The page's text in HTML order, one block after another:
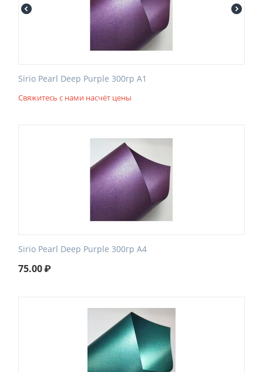
Sirio Pearl Deep Purple 300гр А1
Свяжитесь с нами насчёт цены
Sirio Pearl Deep Purple 300гр А4
75.00₽